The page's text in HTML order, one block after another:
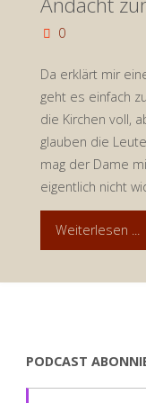
0
Da erklärt mir
geht es einfach
die Kirchen voll,
glauben die
mag der Dame
eigentlich nicht
Weiterlesen ...
PODCAST